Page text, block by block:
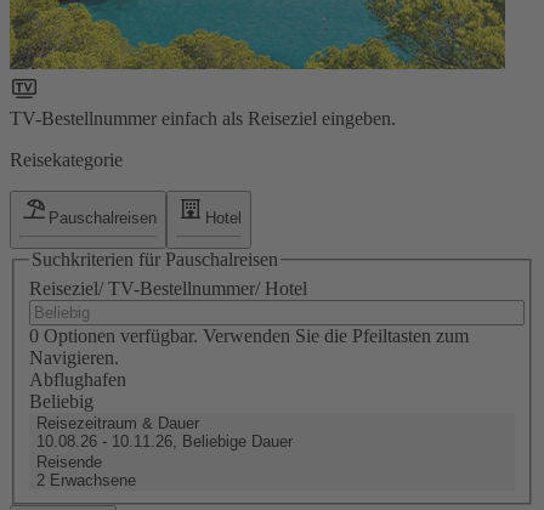
TV-Bestellnummer einfach als Reiseziel eingeben.
Reisekategorie
Pauschalreisen Hotel
Suchkriterien für Pauschalreisen
Reiseziel/ TV-Bestellnummer/ Hotel
0 Optionen verfügbar. Verwenden Sie die Pfeiltasten zum
Navigieren.
Abflughafen
Beliebig
Reisezeitraum & Dauer
10.08.26 - 10.11.26, Beliebige Dauer
Reisende
2 Erwachsene